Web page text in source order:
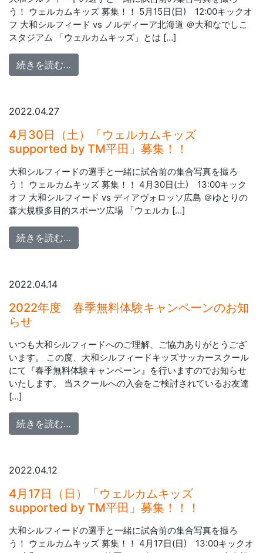
う！ ウェルカムキッズ 募集！！ 5月15日(日) 12:00キックオ
フ 大和シルフィード vs ノルディーア北海道 ＠大和なでしこ
スタジアム 「ウェルカムキッズ」とは […]
続きを読む…
2022.04.27
4月30日（土）「ウェルカムキッズ
supported by TM平田」募集！！
大和シルフィードの選手と一緒に試合前の集合写真を撮ろ
う！ ウェルカムキッズ 募集！！ 4月30日(土) 13:00キック
オフ 大和シルフィード vs ディアヴォロッソ広島 ＠ゆとりの
森大規模多目的スポーツ広場 「ウェルカ […]
続きを読む…
2022.04.14
2022年度 春季無料体験キャンペーンのお知
らせ
いつも大和シルフィードへのご理解、ご協力ありがとうござ
います。 この度、大和シルフィードキッズサッカースクール
にて『春季無料体験キャンペーン』を行いますのでお知らせ
いたします。 当スクールへの入会をご検討されているお友達
[…]
続きを読む…
2022.04.12
4月17日（日）「ウェルカムキッズ
supported by TM平田」募集！！！
大和シルフィードの選手と一緒に試合前の集合写真を撮ろ
う！ ウェルカムキッズ 募集！！ 4月17日(日) 13:00キックオ